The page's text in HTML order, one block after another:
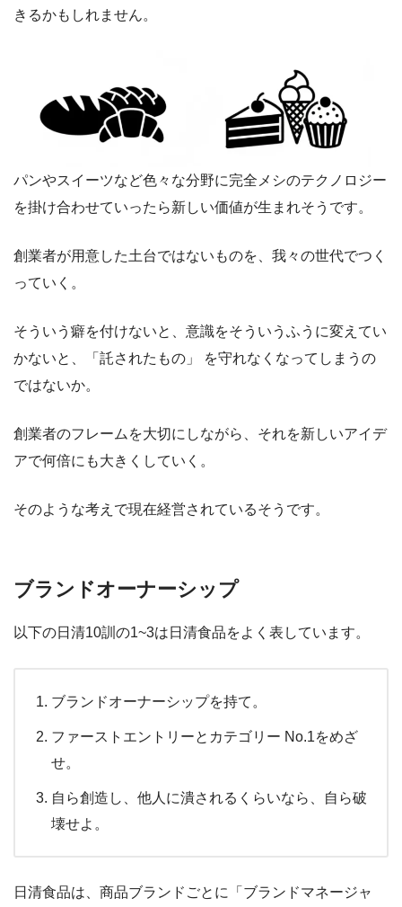
きるかもしれません。
パンやスイーツなど色々な分野に完全メシのテクノロジー
を掛け合わせていったら新しい価値が生まれそうです。
創業者が用意した土台ではないものを、我々の世代でつく
っていく。
そういう癖を付けないと、意識をそういうふうに変えてい
かないと、「託されたもの」 を守れなくなってしまうの
ではないか。
創業者のフレームを大切にしながら、それを新しいアイデ
アで何倍にも大きくしていく。
そのような考えで現在経営されているそうです。
ブランドオーナーシップ
以下の日清10訓の1~3は日清食品をよく表しています。
ブランドオーナーシップを持て。
ファーストエントリーとカテゴリー No.1をめざ
せ。
自ら創造し、他人に潰されるくらいなら、自ら破
壊せよ。
日清食品は、商品ブランドごとに「ブランドマネージャ